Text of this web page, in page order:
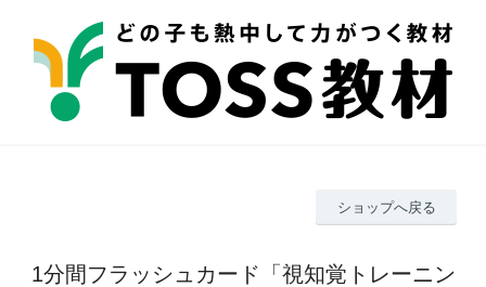
ショップへ戻る
1分間フラッシュカード「視知覚トレーニン